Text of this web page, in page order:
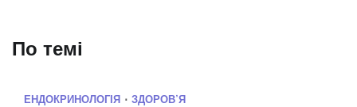
По темі
ЕНДОКРИНОЛОГІЯ ЗДОРОВʼЯ